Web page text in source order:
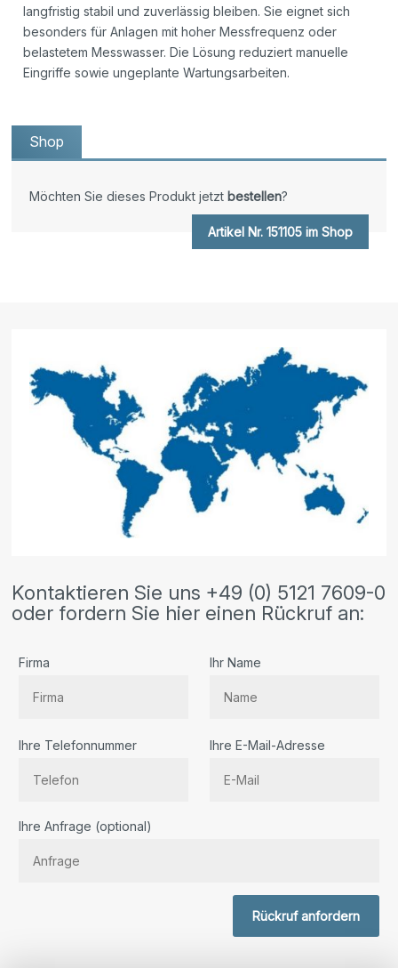
langfristig stabil und zuverlässig bleiben. Sie eignet sich
besonders für Anlagen mit hoher Messfrequenz oder
belastetem Messwasser. Die Lösung reduziert manuelle
Eingriffe sowie ungeplante Wartungsarbeiten.
Shop
Möchten Sie dieses Produkt jetzt bestellen?
Artikel Nr. 151105 im Shop
Kontaktieren Sie uns +49 (0) 5121 7609-0
oder fordern Sie hier einen Rückruf an:
Firma Ihr Name
Ihre Telefonnummer Ihre E-Mail-Adresse
Ihre Anfrage (optional)
Rückruf anfordern